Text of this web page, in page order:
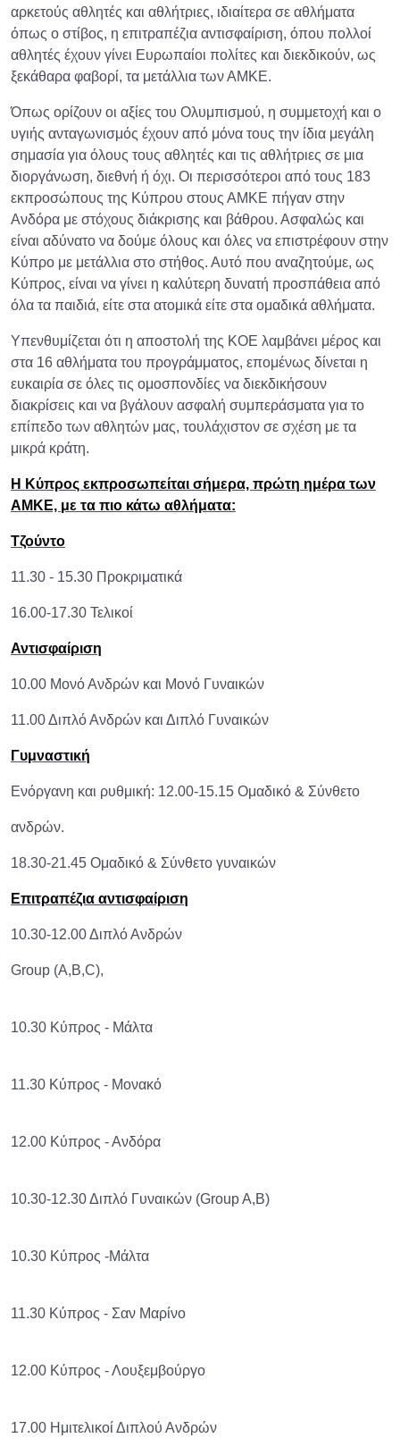
αρκετούς αθλητές και αθλήτριες, ιδιαίτερα σε αθλήματα
όπως ο στίβος, η επιτραπέζια αντισφαίριση, όπου πολλοί
αθλητές έχουν γίνει Ευρωπαίοι πολίτες και διεκδικούν, ως
ξεκάθαρα φαβορί, τα μετάλλια των ΑΜΚΕ.
Όπως ορίζουν οι αξίες του Ολυμπισμού, η συμμετοχή και ο
υγιής ανταγωνισμός έχουν από μόνα τους την ίδια μεγάλη
σημασία για όλους τους αθλητές και τις αθλήτριες σε μια
διοργάνωση, διεθνή ή όχι. Οι περισσότεροι από τους 183
εκπροσώπους της Κύπρου στους ΑΜΚΕ πήγαν στην
Ανδόρα με στόχους διάκρισης και βάθρου. Ασφαλώς και
είναι αδύνατο να δούμε όλους και όλες να επιστρέφουν στην
Κύπρο με μετάλλια στο στήθος. Αυτό που αναζητούμε, ως
Κύπρος, είναι να γίνει η καλύτερη δυνατή προσπάθεια από
όλα τα παιδιά, είτε στα ατομικά είτε στα ομαδικά αθλήματα.
Υπενθυμίζεται ότι η αποστολή της ΚΟΕ λαμβάνει μέρος και
στα 16 αθλήματα του προγράμματος, επομένως δίνεται η
ευκαιρία σε όλες τις ομοσπονδίες να διεκδικήσουν
διακρίσεις και να βγάλουν ασφαλή συμπεράσματα για το
επίπεδο των αθλητών μας, τουλάχιστον σε σχέση με τα
μικρά κράτη.
Η Κύπρος εκπροσωπείται σήμερα, πρώτη ημέρα των
ΑΜΚΕ, με τα πιο κάτω αθλήματα:
Τζούντο
11.30 - 15.30 Προκριματικά
16.00-17.30 Τελικοί
Αντισφαίριση
10.00 Μονό Ανδρών και Μονό Γυναικών
11.00 Διπλό Ανδρών και Διπλό Γυναικών
Γυμναστική
Ενόργανη και ρυθμική: 12.00-15.15 Ομαδικό & Σύνθετο
ανδρών.
18.30-21.45 Ομαδικό & Σύνθετο γυναικών
Επιτραπέζια αντισφαίριση
10.30-12.00 Διπλό Ανδρών
Group (A,B,C),
10.30 Κύπρος - Μάλτα
11.30 Κύπρος - Μονακό
12.00 Κύπρος - Ανδόρα
10.30-12.30 Διπλό Γυναικών (Group A,B)
10.30 Κύπρος -Μάλτα
11.30 Κύπρος - Σαν Μαρίνο
12.00 Κύπρος - Λουξεμβούργο
17.00 Ημιτελικοί Διπλού Ανδρών